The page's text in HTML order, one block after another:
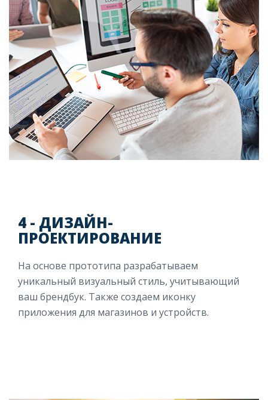
4 - ДИЗАЙН-
ПРОЕКТИРОВАНИЕ
На основе прототипа разрабатываем
уникальный визуальный стиль, учитывающий
ваш брендбук. Также создаем иконку
приложения для магазинов и устройств.